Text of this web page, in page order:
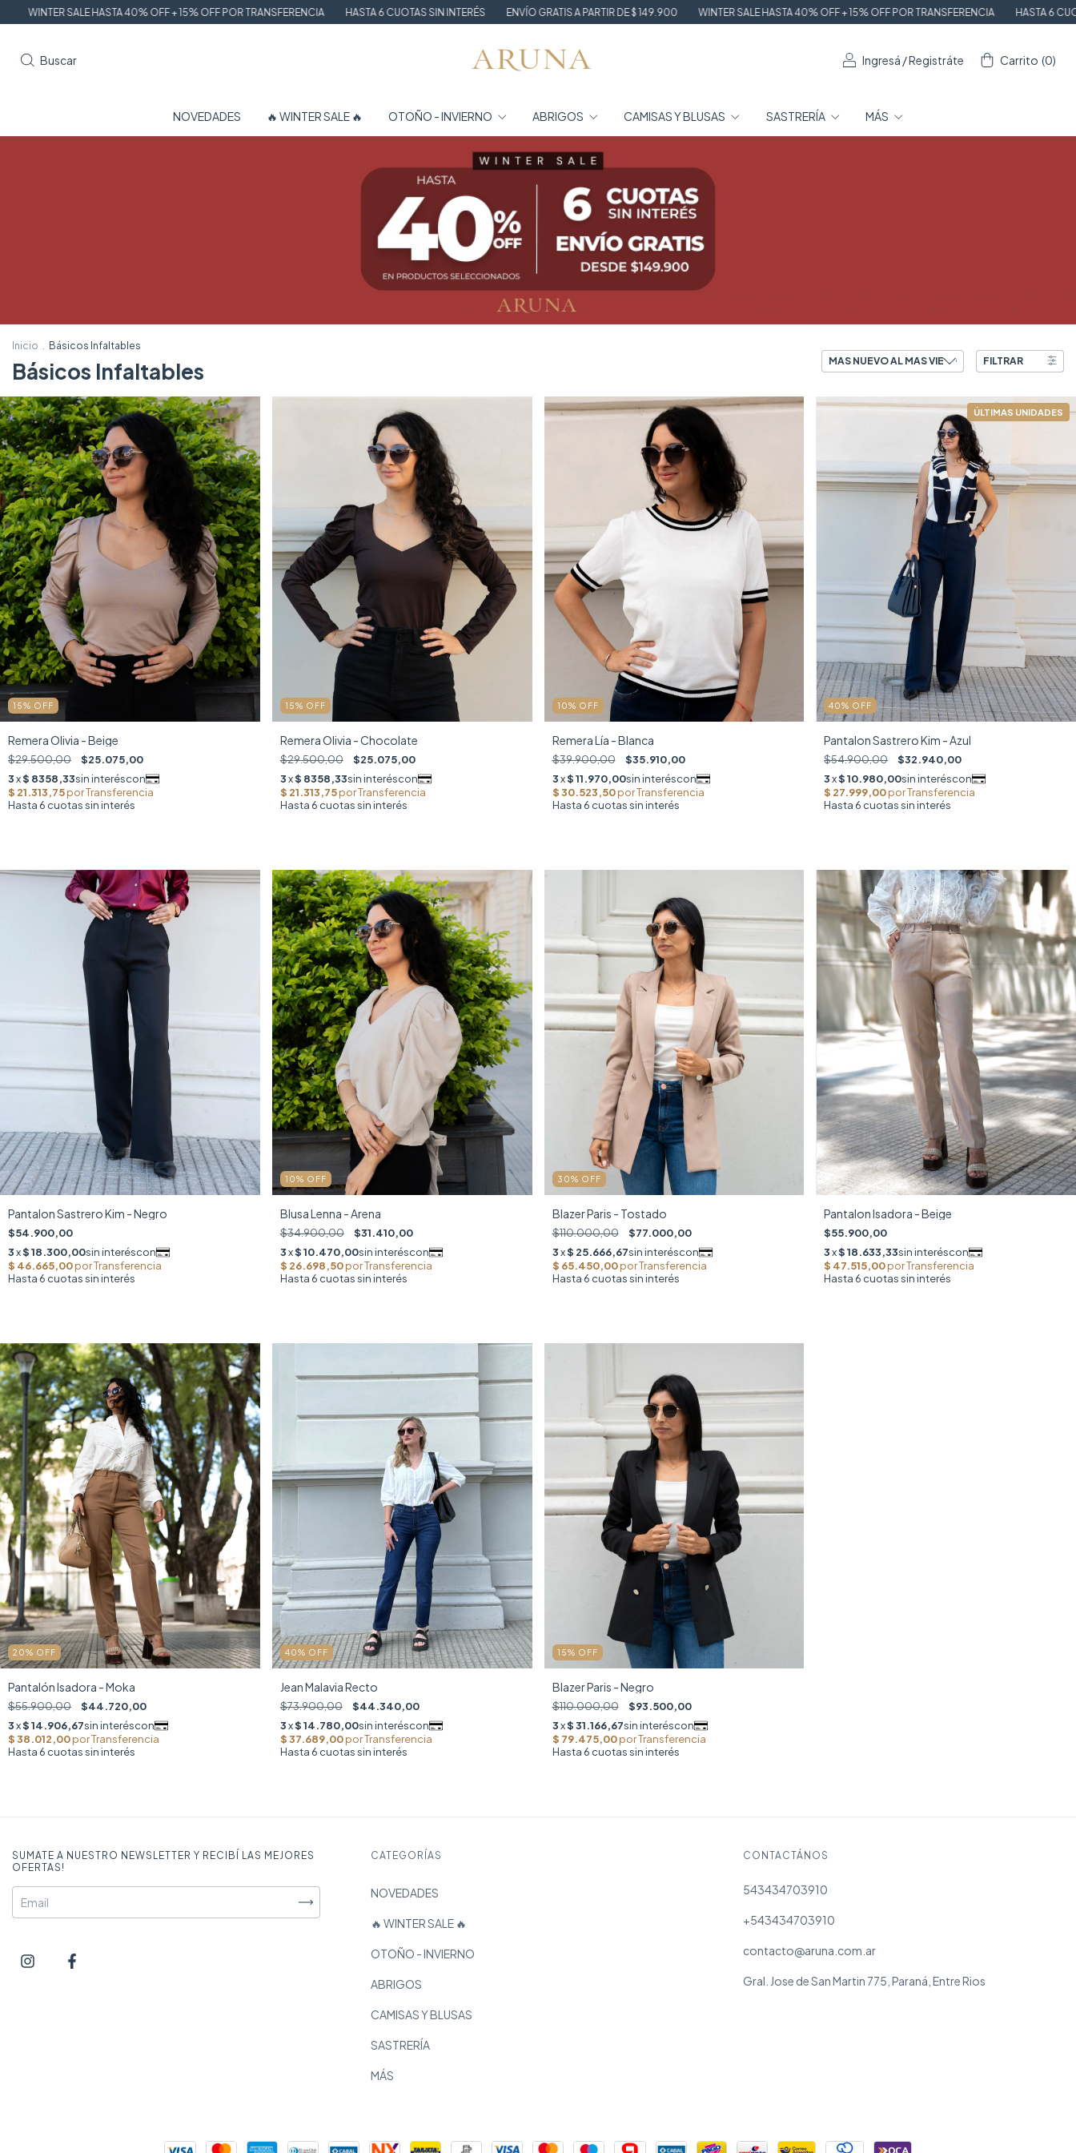
40% OFF + 15% OFF POR TRANSFERENCIA HASTA 6 CUOTAS SIN INTERÉS ENVÍO GRATIS A PARTIR DE $ 149.900 WINTER SALE HASTA 40% OFF + 15% OFF POR TRANSFERENCIA HASTA 6 CUOTAS SIN INTERÉS
Buscar Ingresá /Registráte Carrito (0)
NOVEDADES 🔥 WINTER SALE 🔥 OTOÑO - INVIERNO ABRIGOS CAMISAS Y BLUSAS SASTRERÍA MÁS
Inicio . Básicos Infaltables
Básicos Infaltables FILTRAR
15% OFF
Remera Olivia - Beige
$29.500,00 $25.075,00
15% OFF
Remera Olivia - Chocolate
$29.500,00 $25.075,00
10% OFF
Remera Lía - Blanca
$39.900,00 $35.910,00
40% OFF
Pantalon Sastrero Kim - Azul
$54.900,00 $32.940,00
Pantalon Sastrero Kim - Negro
$54.900,00
10% OFF
Blusa Lenna - Arena
$34.900,00 $31.410,00
30% OFF
Blazer Paris - Tostado
$110.000,00 $77.000,00
Pantalon Isadora - Beige
$55.900,00
20% OFF
Pantalón Isadora - Moka
$55.900,00 $44.720,00
40% OFF
Jean Malavia Recto
$73.900,00 $44.340,00
15% OFF
Blazer Paris - Negro
$110.000,00 $93.500,00
SUMATE A NUESTRO NEWSLETTER Y RECIBÍ LAS MEJORES
OFERTAS!
CATEGORÍAS
NOVEDADES
🔥 WINTER SALE 🔥
OTOÑO - INVIERNO
ABRIGOS
CAMISAS Y BLUSAS
SASTRERÍA
MÁS
CONTACTÁNOS
543434703910
+543434703910
contacto@aruna.com.ar
Gral. Jose de San Martin 775, Paraná, Entre Rios